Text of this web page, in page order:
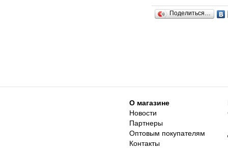
Поделиться…
О магазине
Новости
Партнеры
Оптовым покупателям
Контакты